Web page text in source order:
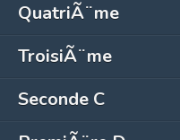
QuatriÃ¨me
TroisiÃ¨me
Seconde C